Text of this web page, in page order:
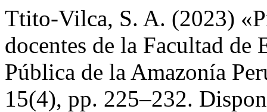
Ttito-Vilca, S. A. (2023)
docentes de la Facultad de
Pública de la Amazonía
15(4), pp. 225–232.